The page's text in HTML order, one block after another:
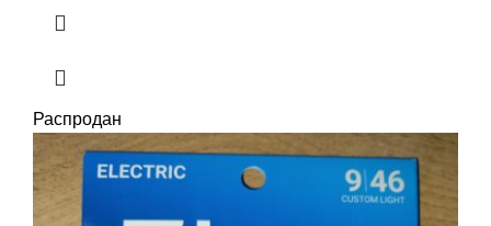
Распродан